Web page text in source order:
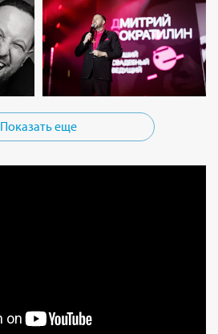
Показать еще